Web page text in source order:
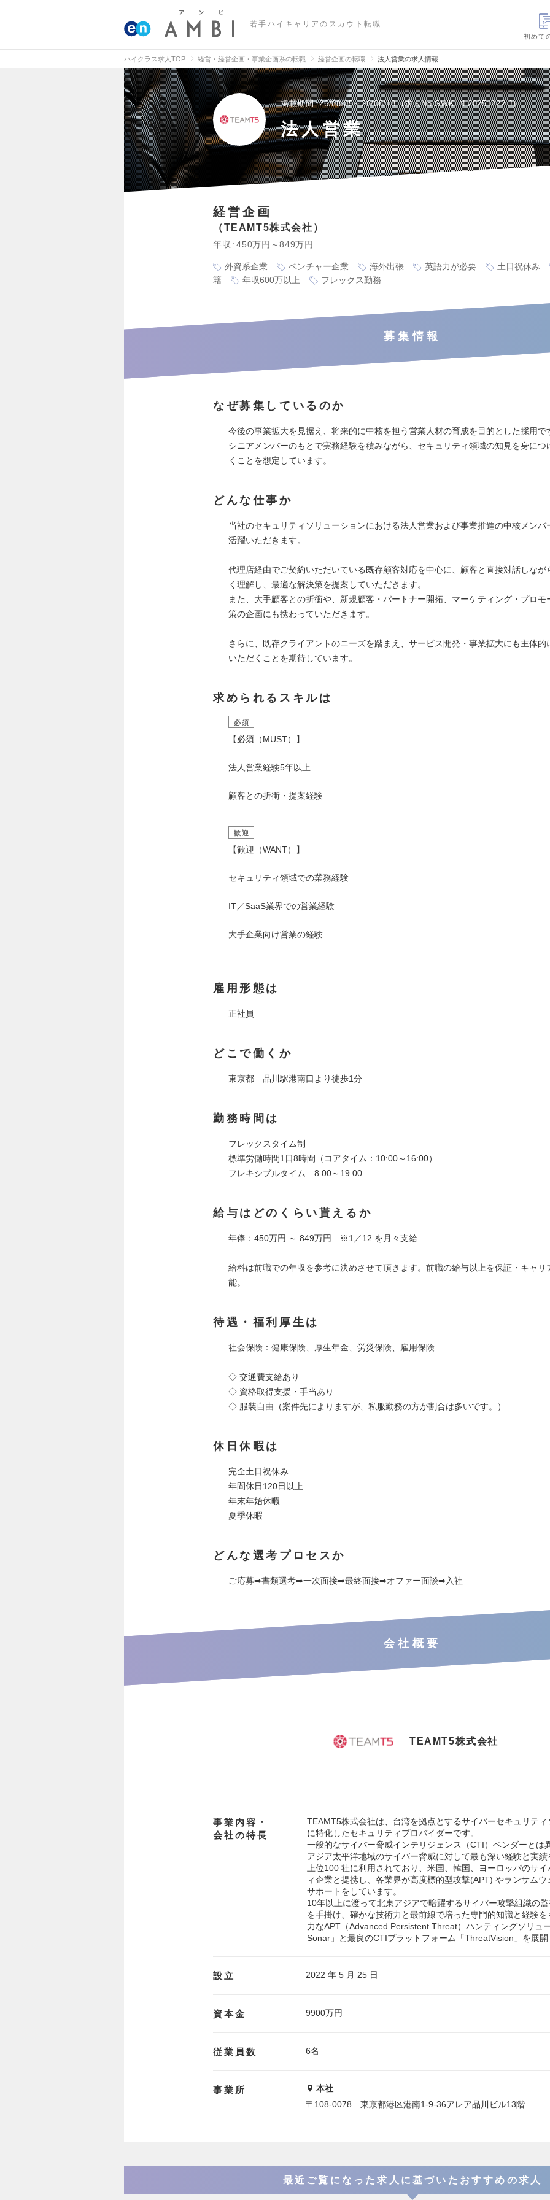
若手ハイキャリアのスカウト転職
初めて
ハイクラス求人TOP 経営・経営企画・事業企画系の転職 経営企画の転職 法人営業の求人情報
掲載期間 26/08/05～26/08/18 求人No.SWKLN-20251222-J
法人営業
経営企画
TEAMT5株式会社
年収 450万円～849万円
外資系企業 ベンチャー企業 海外出張 英語力が必要 土日祝休み
籍
年収600万以上 フレックス勤務
募集情報
なぜ募集しているのか
今後の事業拡大を見据え、将来的に中核を担う営業人材の育成を目的とした採用で
シニアメンバーのもとで実務経験を積みながら、セキュリティ領域の知見を身につ
くことを想定しています。
どんな仕事か
当社のセキュリティソリューションにおける法人営業および事業推進の中核メンバ
活躍いただきます。
代理店経由でご契約いただいている既存顧客対応を中心に、顧客と直接対話しなが
く理解し、最適な解決策を提案していただきます。
また、大手顧客との折衝や、新規顧客・パートナー開拓、マーケティング・プロモ
策の企画にも携わっていただきます。
さらに、既存クライアントのニーズを踏まえ、サービス開発・事業拡大にも主体的
いただくことを期待しています。
求められるスキルは
必須
【必須（MUST）】
法人営業経験5年以上
顧客との折衝・提案経験
歓迎
【歓迎（WANT）】
セキュリティ領域での業務経験
IT／SaaS業界での営業経験
大手企業向け営業の経験
雇用形態は
正社員
どこで働くか
東京都 品川駅港南口より徒歩1分
勤務時間は
フレックスタイム制
標準労働時間1日8時間（コアタイム：10:00～16:00）
フレキシブルタイム 8:00～19:00
給与はどのくらい貰えるか
年俸：450万円 ～ 849万円 ※1／12 を月々支給
給料は前職での年収を参考に決めさせて頂きます。前職の給与以上を保証・キャリ
能。
待遇・福利厚生は
社会保険：健康保険、厚生年金、労災保険、雇用保険
◇ 交通費支給あり
◇ 資格取得支援・手当あり
◇ 服装自由（案件先によりますが、私服勤務の方が割合は多いです。）
休日休暇は
完全土日祝休み
年間休日120日以上
年末年始休暇
夏季休暇
どんな選考プロセスか
ご応募➡書類選考➡一次面接➡最終面接➡オファー面談➡入社
会社概要
TEAMT5株式会社
事業内容・
会社の特長
TEAMT5株式会社は、台湾を拠点とするサイバーセキュリティ
に特化したセキュリティプロバイダーです。
一般的なサイバー脅威インテリジェンス（CTI）ベンダーとは
アジア太平洋地域のサイバー脅威に対して最も深い経験と実
上位100 社に利用されており、米国、韓国、ヨーロッパのサ
ィ企業と提携し、各業界が高度標的型攻撃(APT) やランサムウ
サポートをしています。
10年以上に渡って北東アジアで暗躍するサイバー攻撃組織の
を手掛け、確かな技術力と最前線で培った専門的知識と経験
力なAPT（Advanced Persistent Threat）ハンティングソリュ
Sonar」と最良のCTIプラットフォーム「ThreatVision」を展開
設立 2022 年 5 月 25 日
資本金 9900万円
従業員数 6名
事業所
本社
〒108-0078 東京都港区港南1-9-36アレア品川ビル13階
最近ご覧になった求人に基づいたおすすめの求人